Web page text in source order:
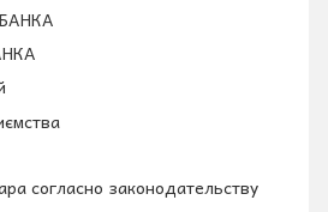
согласно законодательству